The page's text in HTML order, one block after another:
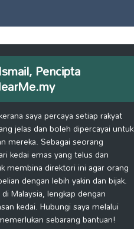
Pencipta
saya percaya setiap rakyat
jelas dan boleh dipercayai untuk
mereka. Sebagai seorang
kedai emas yang telus dan
membina direktori ini agar orang
dengan lebih yakin dan bijak.
Malaysia, lengkap dengan
kedai. Hubungi saya melalui
sebarang bantuan!